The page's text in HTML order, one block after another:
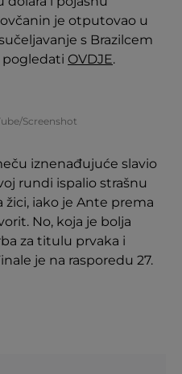
je otputovao u
s Brazilcem
pogledati OVDJE.
Screenshot
iznenađujuće slavio
rundi ispalio strašnu
iako je Ante prema
No, koja je bolja
za titulu prvaka i
je na rasporedu 27.